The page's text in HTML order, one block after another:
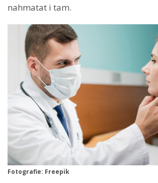
nahmatat i tam.
Fotografie: Freepik